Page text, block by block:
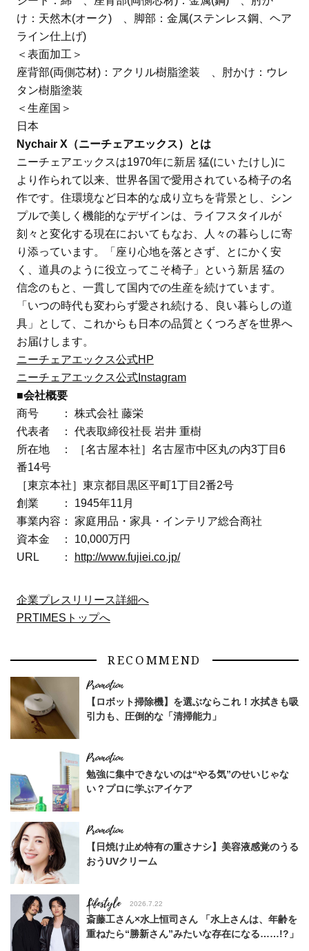
け：天然木(オーク) 、脚部：金属(ステンレス鋼、ヘア
ライン仕上げ)
＜表面加工＞
座背部(両側芯材)：アクリル樹脂塗装 、肘かけ：ウレ
タン樹脂塗装
＜生産国＞
日本
Nychair X（ニーチェアエックス）とは
ニーチェアエックスは1970年に新居 猛(にい たけし)に
より作られて以来、世界各国で愛用されている椅子の名
作です。住環境など日本的な成り立ちを背景とし、シン
プルで美しく機能的なデザインは、ライフスタイルが
刻々と変化する現在においてもなお、人々の暮らしに寄
り添っています。「座り心地を落とさず、とにかく安
く、道具のように役立ってこそ椅子」という新居 猛の
信念のもと、一貫して国内での生産を続けています。
「いつの時代も変わらず愛され続ける、良い暮らしの道
具」として、これからも日本の品質とくつろぎを世界へ
お届けします。
ニーチェアエックス公式HP
ニーチェアエックス公式Instagram
■会社概要
商号 ： 株式会社 藤栄
代表者 ： 代表取締役社長 岩井 重樹
所在地 ： ［名古屋本社］名古屋市中区丸の内3丁目6
番14号
［東京本社］東京都目黒区平町1丁目2番2号
創業 ： 1945年11月
事業内容： 家庭用品・家具・インテリア総合商社
資本金 ： 10,000万円
URL ：
http://www.fujiei.co.jp/
企業プレスリリース詳細へ
PRTIMESトップへ
RECOMMEND
【ロボット掃除機】を選ぶならこれ！水拭きも吸
引力も、圧倒的な「清掃能力」
勉強に集中できないのは“やる気”のせいじゃな
い？プロに学ぶアイケア
【日焼け止め特有の重さナシ】美容液感覚のうる
おうUVクリーム
Lifestyle 2026.7.22
斎藤工さん×水上恒司さん 「水上さんは、年齢を
重ねたら“勝新さん”みたいな存在になる……!?」